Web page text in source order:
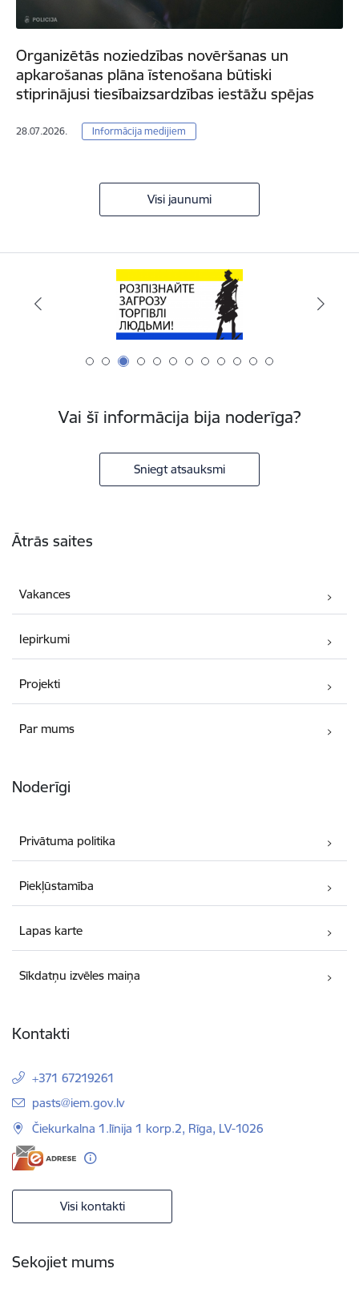
Organizētās noziedzības novēršanas un
apkarošanas plāna īstenošana būtiski
stiprinājusi tiesībaizsardzības iestāžu spējas
28.07.2026. Informācija medijiem
Visi jaunumi
Vai šī informācija bija noderīga?
Sniegt atsauksmi
Ātrās saites
Vakances
Iepirkumi
Projekti
Par mums
Noderīgi
Privātuma politika
Piekļūstamība
Lapas karte
Sīkdatņu izvēles maiņa
Kontakti
+371 67219261
E-pasts:
pasts@iem.gov.lv
Čiekurkalna 1.līnija 1 korp.2, Rīga, LV-1026
Visi kontakti
Sekojiet mums